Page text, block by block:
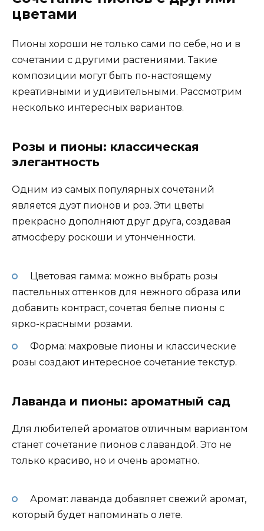
цветами
Пионы хороши не только сами по себе, но и в
сочетании с другими растениями. Такие
композиции могут быть по-настоящему
креативными и удивительными. Рассмотрим
несколько интересных вариантов.
Розы и пионы: классическая
элегантность
Одним из самых популярных сочетаний
является дуэт пионов и роз. Эти цветы
прекрасно дополняют друг друга, создавая
атмосферу роскоши и утонченности.
Цветовая гамма: можно выбрать розы
пастельных оттенков для нежного образа или
добавить контраст, сочетая белые пионы с
ярко-красными розами.
Форма: махровые пионы и классические
розы создают интересное сочетание текстур.
Лаванда и пионы: ароматный сад
Для любителей ароматов отличным вариантом
станет сочетание пионов с лавандой. Это не
только красиво, но и очень ароматно.
Аромат: лаванда добавляет свежий аромат,
который будет напоминать о лете.